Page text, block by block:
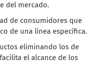
del mercado.
de consumidores que
de una línea específica.
eliminando los de
el alcance de los